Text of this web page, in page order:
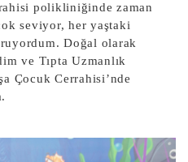
polikliniğinde zaman
seviyor, her yaştaki
Doğal olarak
ve Tıpta Uzmanlık
Çocuk Cerrahisi’nde